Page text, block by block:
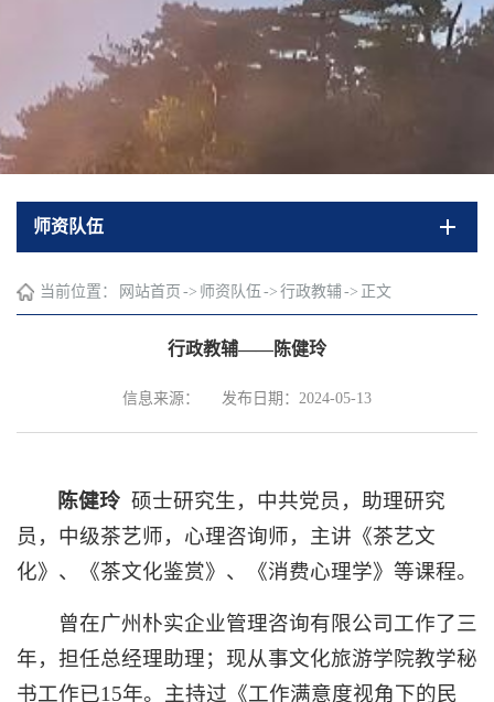
师资队伍
当前位置： 网站首页 -> 师资队伍 -> 行政教辅-> 正文
行政教辅——陈健玲
信息来源： 发布日期：2024-05-13
陈健玲 硕士研究生，中共党员，助理研究
员，中级茶艺师，心理咨询师，主讲《茶艺文
化》、《茶文化鉴赏》、《消费心理学》等课程。
曾在广州朴实企业管理咨询有限公司工作了三
年，担任总经理助理；现从事文化旅游学院教学秘
书工作已15年。主持过《工作满意度视角下的民